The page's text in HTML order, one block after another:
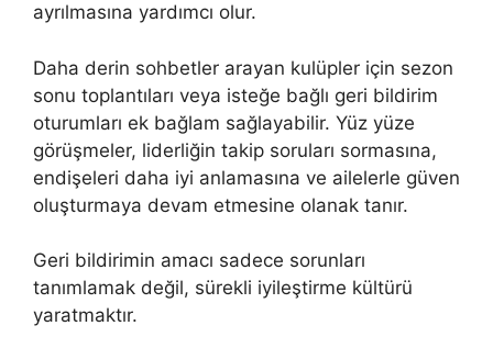
ayrılmasına yardımcı olur.
Daha derin sohbetler arayan kulüpler için sezon
sonu toplantıları veya isteğe bağlı geri bildirim
oturumları ek bağlam sağlayabilir. Yüz yüze
görüşmeler, liderliğin takip soruları sormasına,
endişeleri daha iyi anlamasına ve ailelerle güven
oluşturmaya devam etmesine olanak tanır.
Geri bildirimin amacı sadece sorunları
tanımlamak değil, sürekli iyileştirme kültürü
yaratmaktır.